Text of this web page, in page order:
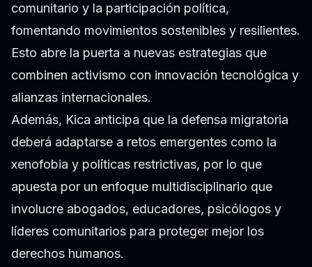
comunitario y la participación política,
fomentando movimientos sostenibles y resilientes.
Esto abre la puerta a nuevas estrategias que
combinen activismo con innovación tecnológica y
alianzas internacionales.
Además, Kica anticipa que la defensa migratoria
deberá adaptarse a retos emergentes como la
xenofobia y políticas restrictivas, por lo que
apuesta por un enfoque multidisciplinario que
involucre abogados, educadores, psicólogos y
líderes comunitarios para proteger mejor los
derechos humanos.